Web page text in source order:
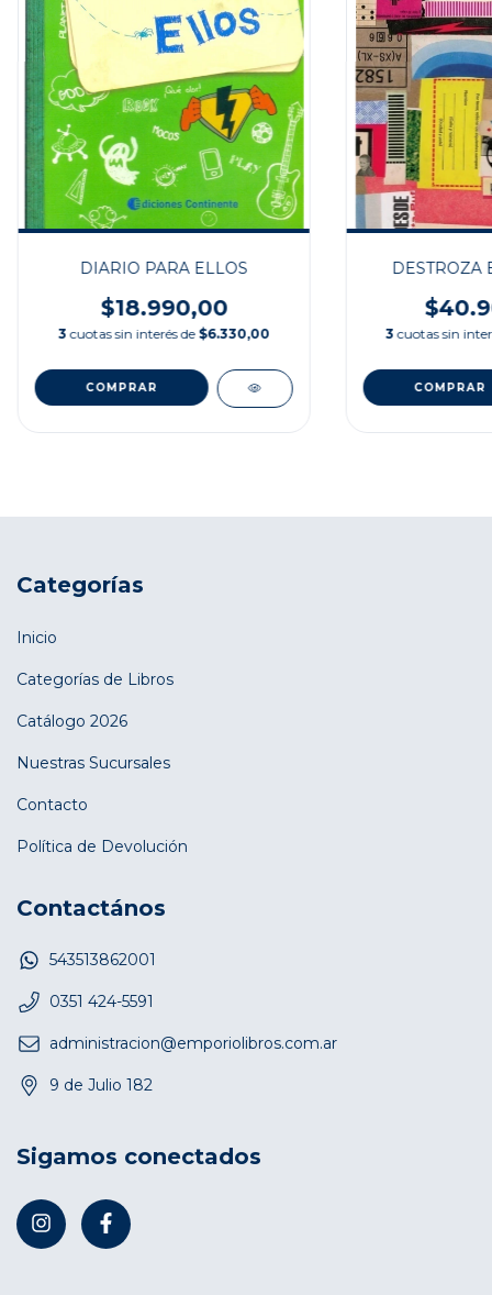
DIARIO PARA ELLOS
$18.990,00
3 cuotas sin interés de $6.330,00
DESTROZA
3 cuotas sin
Categorías
Inicio
Categorías de Libros
Catálogo 2026
Nuestras Sucursales
Contacto
Política de Devolución
Contactános
543513862001
0351 424-5591
administracion@emporiolibros.com.ar
9 de Julio 182
Sigamos conectados